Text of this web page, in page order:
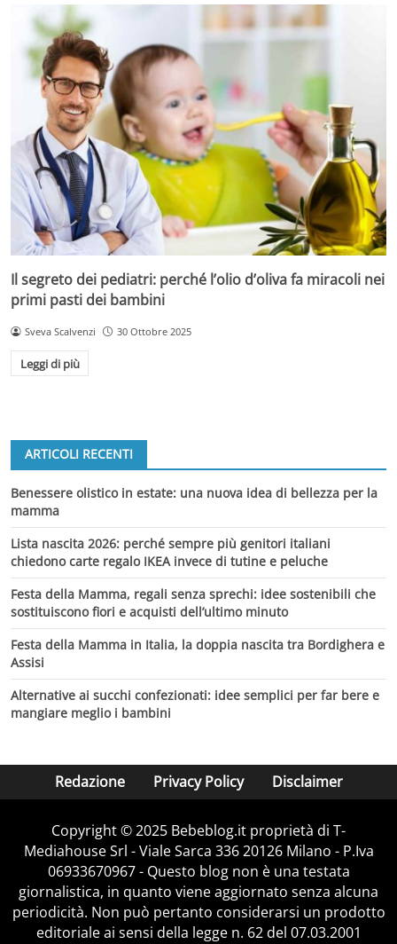
Il segreto dei pediatri: perché l’olio d’oliva fa miracoli nei
primi pasti dei bambini
Sveva Scalvenzi 30 Ottobre 2025
Leggi di più
ARTICOLI RECENTI
Benessere olistico in estate: una nuova idea di bellezza per la
mamma
Lista nascita 2026: perché sempre più genitori italiani
chiedono carte regalo IKEA invece di tutine e peluche
Festa della Mamma, regali senza sprechi: idee sostenibili che
sostituiscono fiori e acquisti dell’ultimo minuto
Festa della Mamma in Italia, la doppia nascita tra Bordighera e
Assisi
Alternative ai succhi confezionati: idee semplici per far bere e
mangiare meglio i bambini
Redazione Privacy Policy Disclaimer
Copyright © 2025 Bebeblog.it proprietà di T-
Mediahouse Srl - Viale Sarca 336 20126 Milano - P.Iva
06933670967 - Questo blog non è una testata
giornalistica, in quanto viene aggiornato senza alcuna
periodicità. Non può pertanto considerarsi un prodotto
editoriale ai sensi della legge n. 62 del 07.03.2001